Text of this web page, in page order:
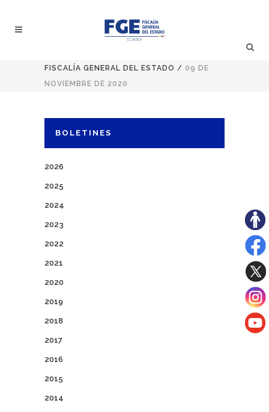
FISCALÍA GENERAL DEL ESTADO / 09 DE
NOVIEMBRE DE 2020
BOLETINES
2026
2025
2024
2023
2022
2021
2020
2019
2018
2017
2016
2015
2014